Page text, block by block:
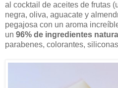
al cocktail de aceites de frutas
negra, oliva, aguacate y
pegajosa con un aroma
un 96% de ingredientes
parabenes, colorantes,